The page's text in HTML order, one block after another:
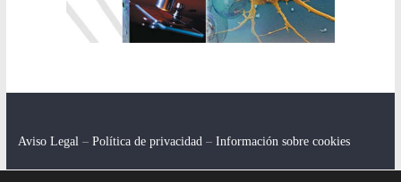
Aviso Legal – Política de privacidad – Información sobre cookies